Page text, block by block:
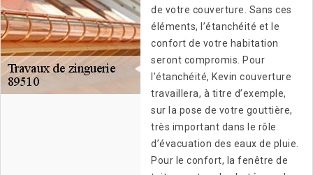
de votre couverture. Sans ces
éléments, l’étanchéité et le
confort de votre habitation
seront compromis. Pour
l’étanchéité, Kevin couverture
travaillera, à titre d’exemple,
sur la pose de votre gouttière,
très important dans le rôle
d’évacuation des eaux de pluie.
Pour le confort, la fenêtre de